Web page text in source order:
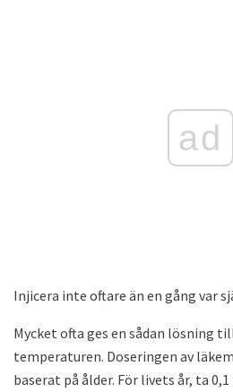
ad
Injicera inte oftare än en gång var
Mycket ofta ges en sådan lösning
temperaturen. Doseringen av
baserat på ålder. För livets år, ta